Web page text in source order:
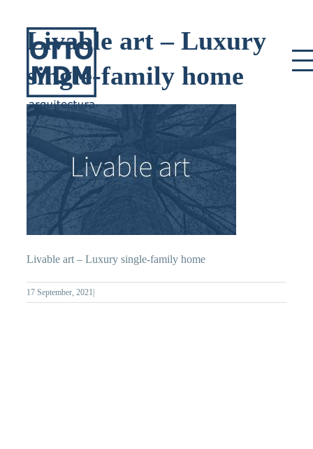
contentLivable art – Luxury
single-family home
Livable art – Luxury single-family home
17 September, 2021